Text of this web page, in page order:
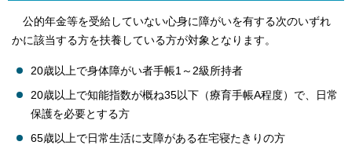
公的年金等を受給していない心身に障がいを有する次のいずれ
かに該当する方を扶養している方が対象となります。
20歳以上で身体障がい者手帳1～2級所持者
20歳以上で知能指数が概ね35以下（療育手帳A程度）で、日常
保護を必要とする方
65歳以上で日常生活に支障がある在宅寝たきりの方